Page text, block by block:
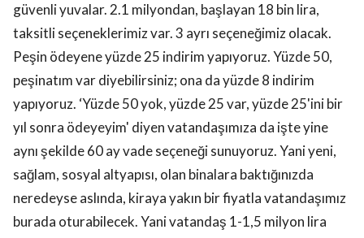
güvenli yuvalar. 2.1 milyondan, başlayan 18 bin lira,
taksitli seçeneklerimiz var. 3 ayrı seçeneğimiz olacak.
Peşin ödeyene yüzde 25 indirim yapıyoruz. Yüzde 50,
peşinatım var diyebilirsiniz; ona da yüzde 8 indirim
yapıyoruz. ‘Yüzde 50 yok, yüzde 25 var, yüzde 25'ini bir
yıl sonra ödeyeyim' diyen vatandaşımıza da işte yine
aynı şekilde 60 ay vade seçeneği sunuyoruz. Yani yeni,
sağlam, sosyal altyapısı, olan binalara baktığınızda
neredeyse aslında, kiraya yakın bir fiyatla vatandaşımız
burada oturabilecek. Yani vatandaş 1-1,5 milyon lira